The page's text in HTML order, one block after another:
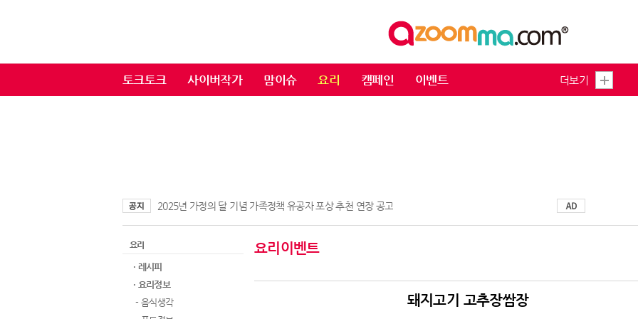
토크토크 사이버작가 맘이슈 요리 캠페인 이벤트 더보기
2025년 가정의 달 기념 가족정책 유공자 포상 추천 연장 공고
요리
· 레시피
· 요리정보
- 음식생각
요리이벤트
돼지고기 고추장쌈장